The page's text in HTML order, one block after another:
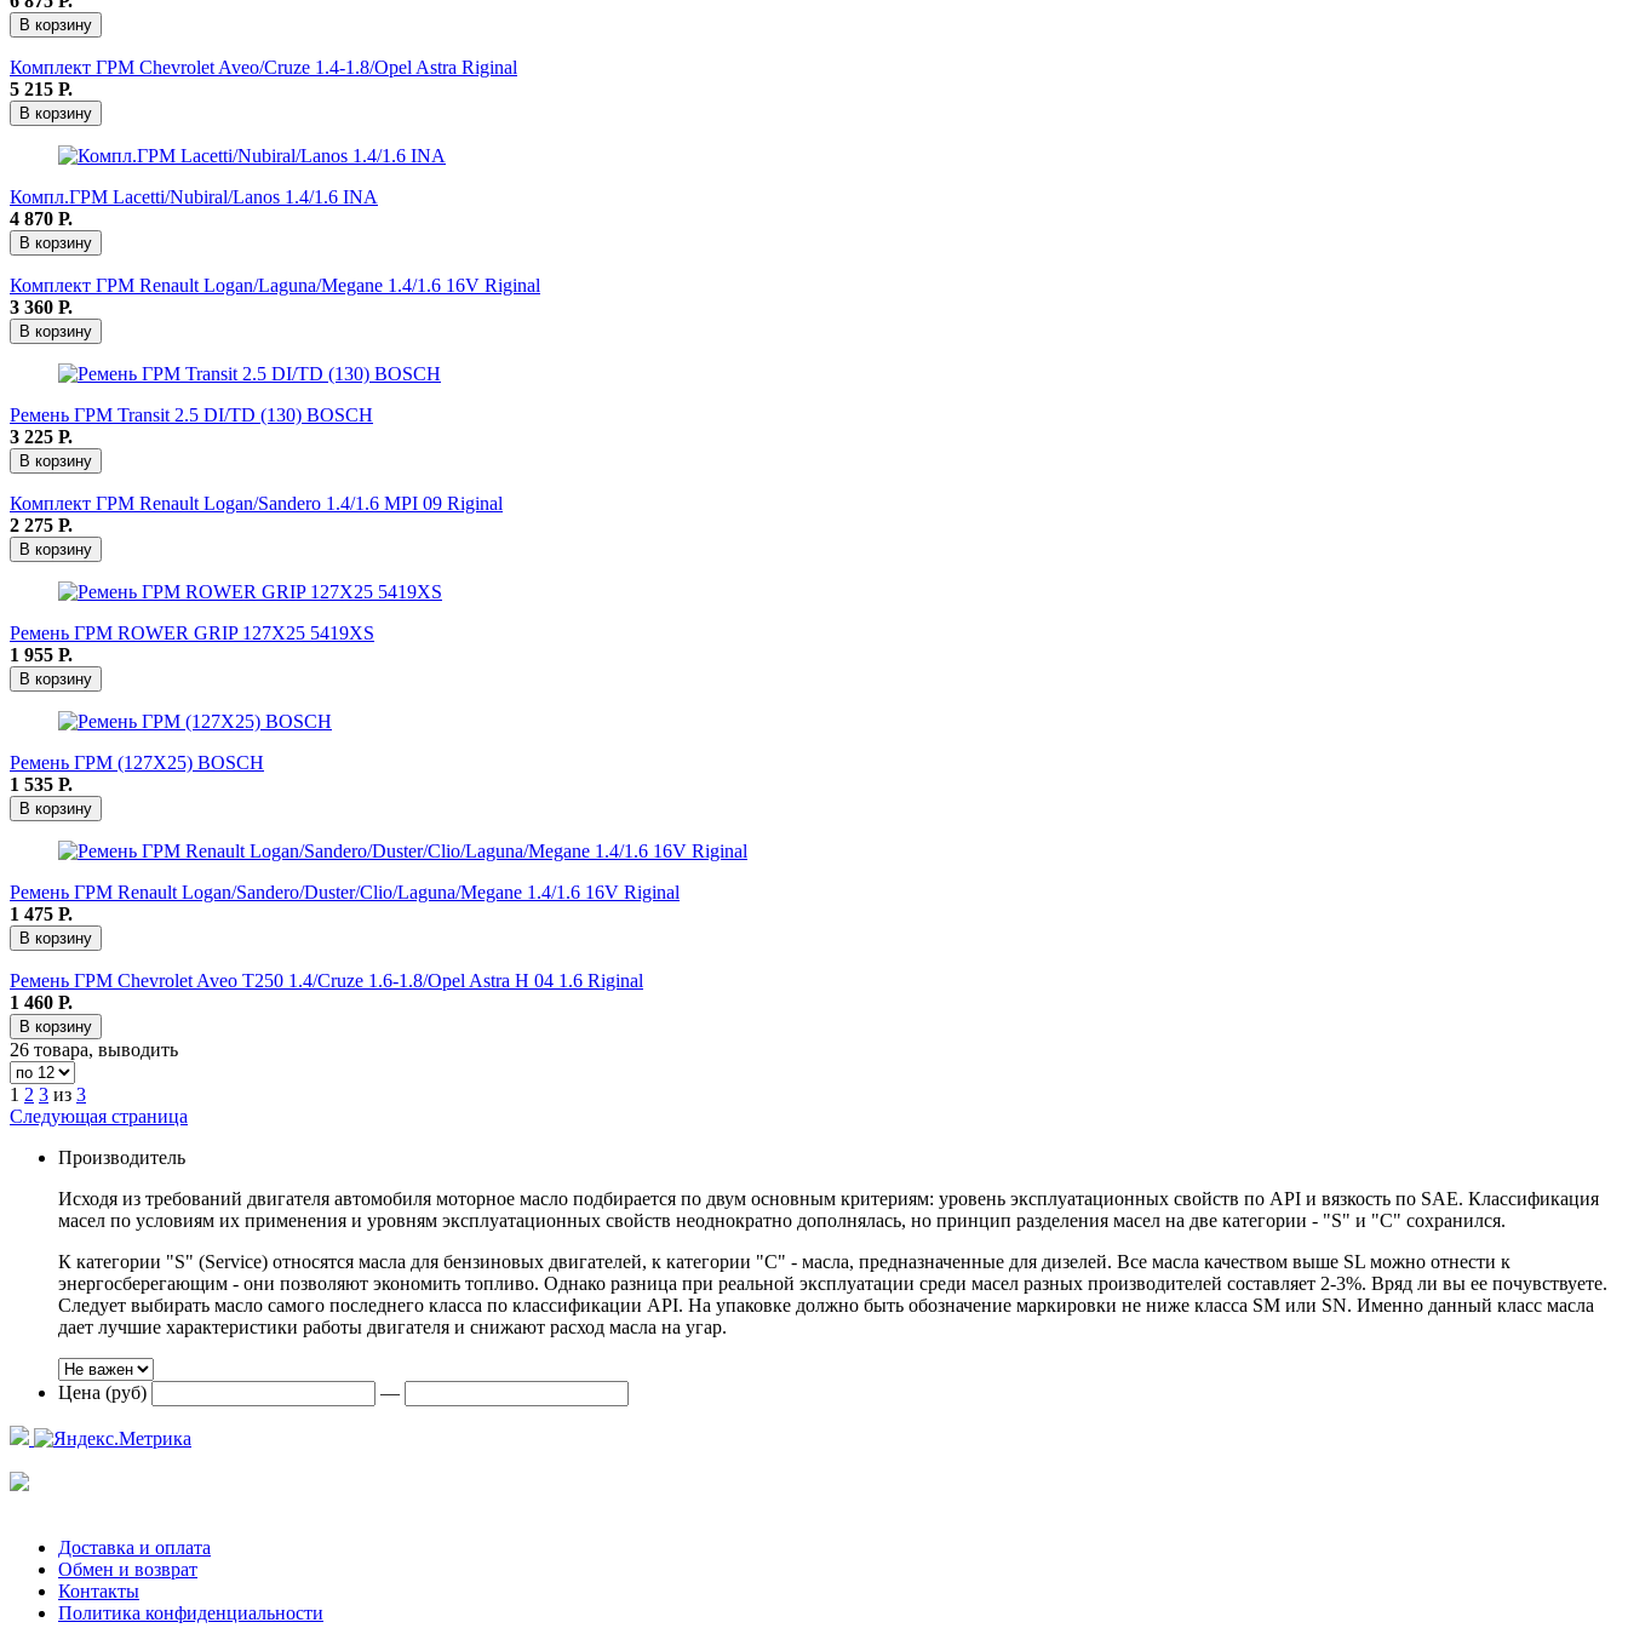
В корзину
Комплект ГРМ Chevrolet Aveo/Cruze 1.4-1.8/Opel Astra Riginal
5 215 Р.
В корзину
Компл.ГРМ Lacetti/Nubiral/Lanos 1.4/1.6 INA
4 870 Р.
В корзину
Комплект ГРМ Renault Logan/Laguna/Megane 1.4/1.6 16V Riginal
3 360 Р.
В корзину
Ремень ГРМ Transit 2.5 DI/TD (130) BOSCH
3 225 Р.
В корзину
Комплект ГРМ Renault Logan/Sandero 1.4/1.6 MPI 09 Riginal
2 275 Р.
В корзину
Ремень ГРМ ROWER GRIP 127Х25 5419XS
1 955 Р.
В корзину
Ремень ГРМ (127Х25) BOSCH
1 535 Р.
В корзину
Ремень ГРМ Renault Logan/Sandero/Duster/Clio/Laguna/Megane 1.4/1.6 16V Riginal
1 475 Р.
В корзину
Ремень ГРМ Chevrolet Aveo Т250 1.4/Cruze 1.6-1.8/Opel Astra H 04 1.6 Riginal
1 460 Р.
В корзину
26 товара, выводить
1 2 3 из 3
Следующая страница
Производитель
Исходя из требований двигателя автомобиля моторное масло подбирается по двум основным критериям: уровень эксплуатационных свойств по API и вязкость по SAE. Классификация
масел по условиям их применения и уровням эксплуатационных свойств неоднократно дополнялась, но принцип разделения масел на две категории - "S" и "С" сохранился.
К категории "S" (Service) относятся масла для бензиновых двигателей, к категории "С" - масла, предназначенные для дизелей. Все масла качеством выше SL можно отнести к
энергосберегающим - они позволяют экономить топливо. Однако разница при реальной эксплуатации среди масел разных производителей составляет 2-3%. Вряд ли вы ее почувствуете.
Следует выбирать масло самого последнего класса по классификации API. На упаковке должно быть обозначение маркировки не ниже класса SM или SN. Именно данный класс масла
дает лучшие характеристики работы двигателя и снижают расход масла на угар.
Цена (руб) —
Доставка и оплата
Обмен и возврат
Контакты
Политика конфиденциальности